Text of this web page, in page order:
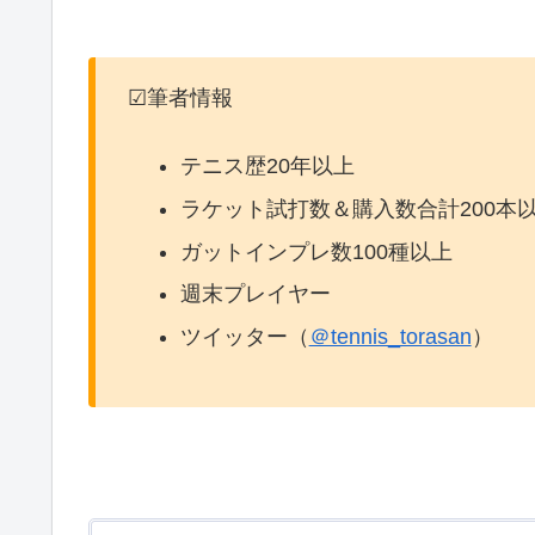
☑筆者情報
テニス歴20年以上
ラケット試打数＆購入数合計200本
ガットインプレ数100種以上
週末プレイヤー
ツイッター（ ＠tennis_torasan ）